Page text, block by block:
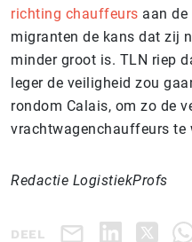
richting chauffeurs aan
migranten de kans dat zij
minder groot is. TLN riep
leger de veiligheid zou
rondom Calais, om zo de
vrachtwagenchauffeurs te
Redactie LogistiekProfs
DEEL